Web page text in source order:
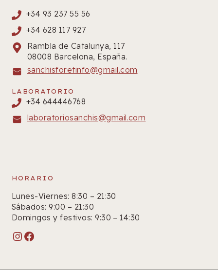
+34 93 237 55 56
+34 628 117 927
Rambla de Catalunya, 117
08008 Barcelona, España.
sanchisforetinfo@gmail.com
LABORATORIO
+34 644446768
laboratoriosanchis@gmail.com
HORARIO
Lunes-Viernes: 8:30 – 21:30
Sábados: 9:00 – 21:30
Domingos y festivos: 9:30 – 14:30
Instagram
Facebook